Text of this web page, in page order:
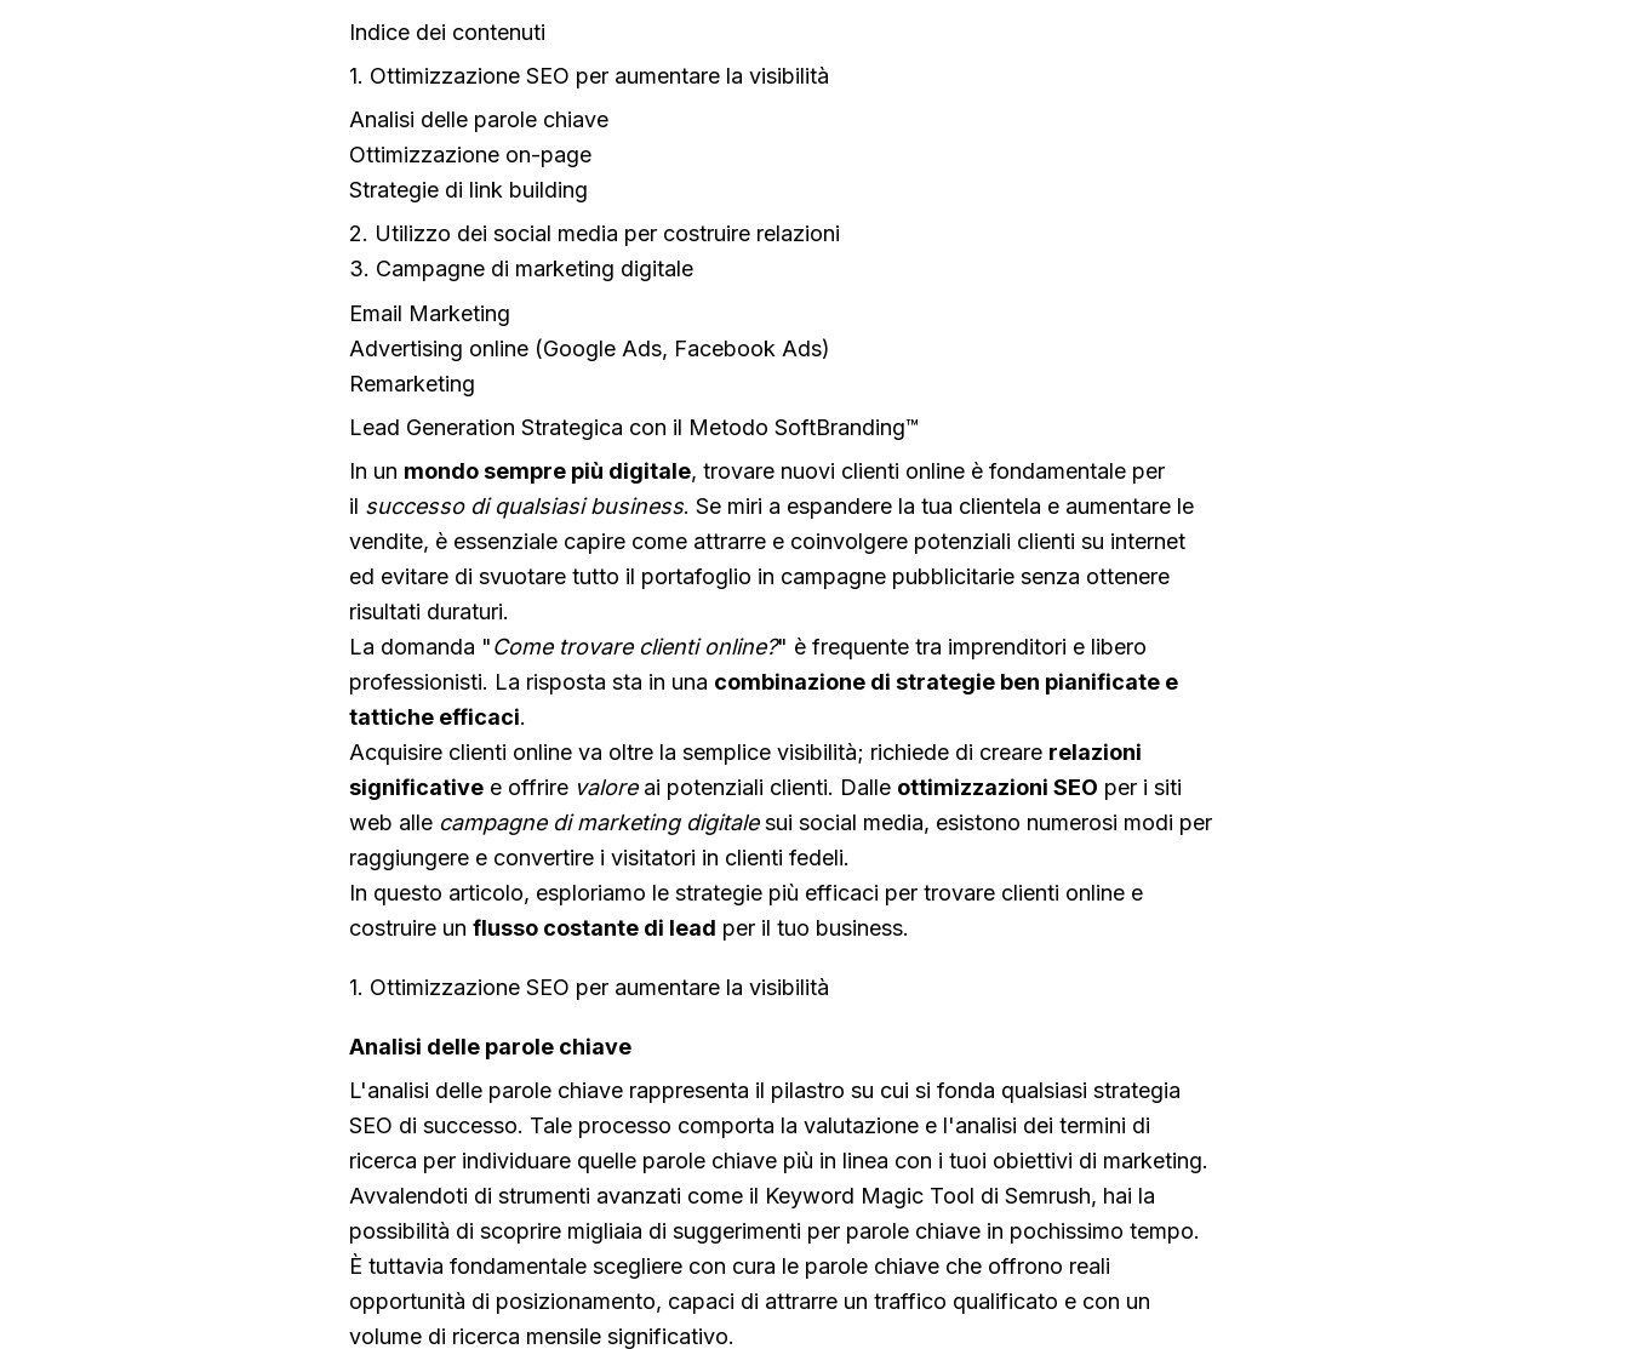
Indice dei contenuti
1. Ottimizzazione SEO per aumentare la visibilità
Analisi delle parole chiave
Ottimizzazione on-page
Strategie di link building
2. Utilizzo dei social media per costruire relazioni
3. Campagne di marketing digitale
Email Marketing
Advertising online (Google Ads, Facebook Ads)
Remarketing
Lead Generation Strategica con il Metodo SoftBranding™
In un mondo sempre più digitale, trovare nuovi clienti online è fondamentale per
il successo di qualsiasi business. Se miri a espandere la tua clientela e aumentare le
vendite, è essenziale capire come attrarre e coinvolgere potenziali clienti su internet
ed evitare di svuotare tutto il portafoglio in campagne pubblicitarie senza ottenere
risultati duraturi.
La domanda "Come trovare clienti online?" è frequente tra imprenditori e libero
professionisti. La risposta sta in una combinazione di strategie ben pianificate e
tattiche efficaci.
Acquisire clienti online va oltre la semplice visibilità; richiede di creare relazioni
significative e offrire valoreai potenziali clienti. Dalle ottimizzazioni SEO per i siti
web alle campagne di marketing digitalesui social media, esistono numerosi modi per
raggiungere e convertire i visitatori in clienti fedeli.
In questo articolo, esploriamo le strategie più efficaci per trovare clienti online e
costruire un flusso costante di lead per il tuo business.
1. Ottimizzazione SEO per aumentare la visibilità
Analisi delle parole chiave
L'analisi delle parole chiave rappresenta il pilastro su cui si fonda qualsiasi strategia
SEO di successo. Tale processo comporta la valutazione e l'analisi dei termini di
ricerca per individuare quelle parole chiave più in linea con i tuoi obiettivi di marketing.
Avvalendoti di strumenti avanzati come il Keyword Magic Tool di Semrush, hai la
possibilità di scoprire migliaia di suggerimenti per parole chiave in pochissimo tempo.
È tuttavia fondamentale scegliere con cura le parole chiave che offrono reali
opportunità di posizionamento, capaci di attrarre un traffico qualificato e con un
volume di ricerca mensile significativo.